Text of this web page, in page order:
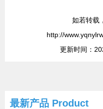
如若转载
http://
更新时间：
最新产品 Product